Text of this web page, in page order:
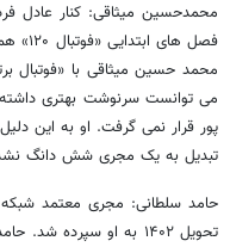
محمدحسین میثاقی: کنار عادل
فصل
محمد حسین میثاقی با «فوتبال
می توانست سرنوشت بهتری
پور قرار نمی گرفت. او به این
تبدیل به یک مجری شش دانگ
حامد سلطانی: مجری معتمد
تحویل ۱۴۰۲ به او